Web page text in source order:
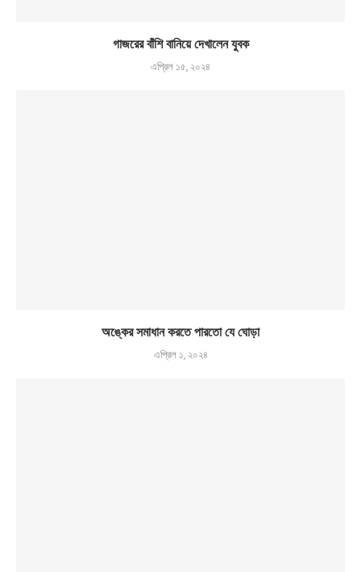
গাজরের বাঁশি বানিয়ে দেখালেন যুবক
এপ্রিল ১৫, ২০২৪
অঙ্কের সমাধান করতে পারতো যে ঘোড়া
এপ্রিল ১, ২০২৪